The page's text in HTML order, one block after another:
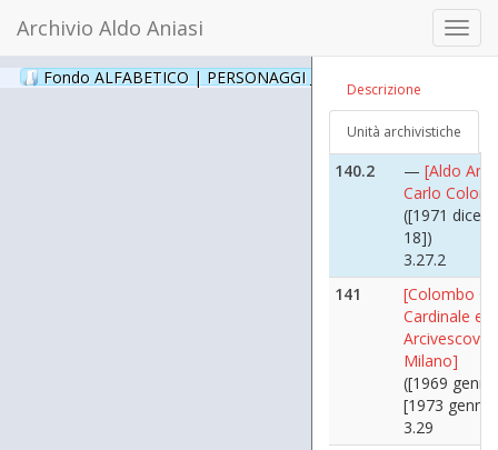
Archivio Aldo Aniasi
Fondo ALFABETICO | PERSONAGGI _ Archivio Fotografico
Descrizione
Unità archivistiche
3.27
[Aldo
([1971
18])
3.27.1
140.2
— [Aldo
Carlo
([1971
18])
3.27.2
141
[Colombo
Cardinale e
Arcivescovo
Milano]
([1969
[1973
3.29